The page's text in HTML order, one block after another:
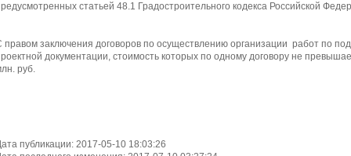
статьей 48.1 Градостроительного кодекса Российской
правом заключения договоров по осуществлению организации работ по
документации, стоимость которых по одному договору не
руб.
публикации: 2017-05-10 18:03:26